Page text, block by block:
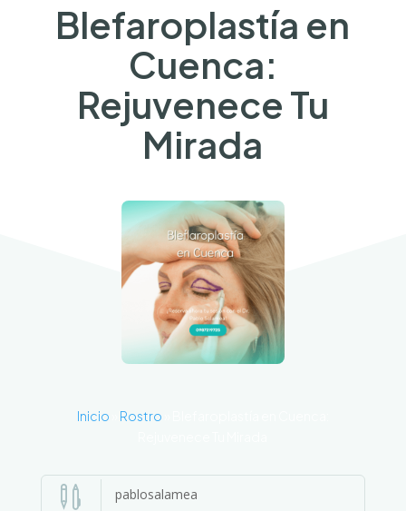
Blefaroplastía en
Cuenca:
Rejuvenece Tu
Mirada
Inicio Rostro
 pablosalamea